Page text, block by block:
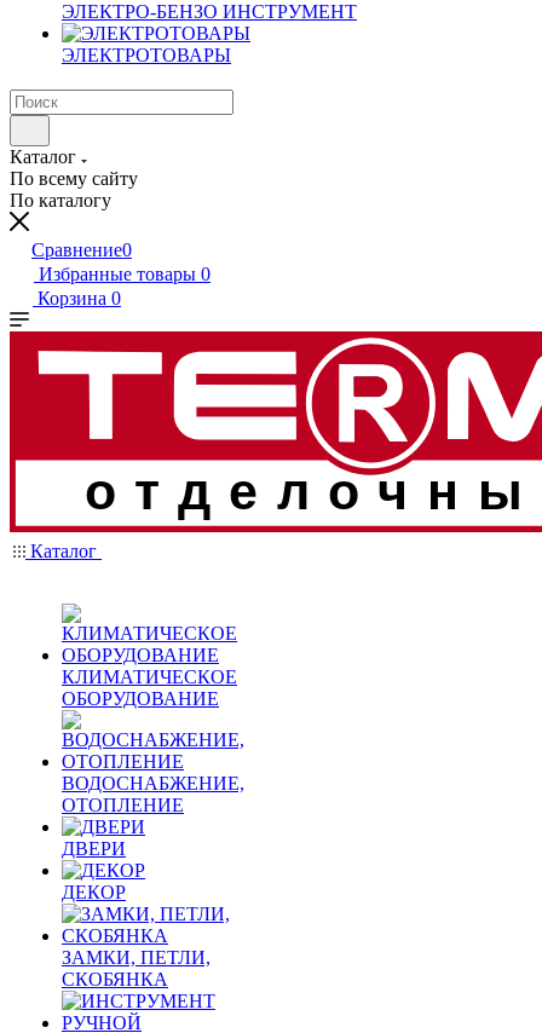
ЭЛЕКТРО-БЕНЗО ИНСТРУМЕНТ
ЭЛЕКТРОТОВАРЫ
Каталог
По всему сайту
По каталогу
Сравнение0
Избранные товары 0
Корзина 0
Каталог
КЛИМАТИЧЕСКОЕ
ОБОРУДОВАНИЕ
ВОДОСНАБЖЕНИЕ,
ОТОПЛЕНИЕ
ДВЕРИ
ДЕКОР
ЗАМКИ, ПЕТЛИ,
СКОБЯНКА